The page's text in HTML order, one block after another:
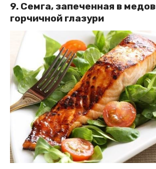
9. Семга, запеченная в
горчичной глазури